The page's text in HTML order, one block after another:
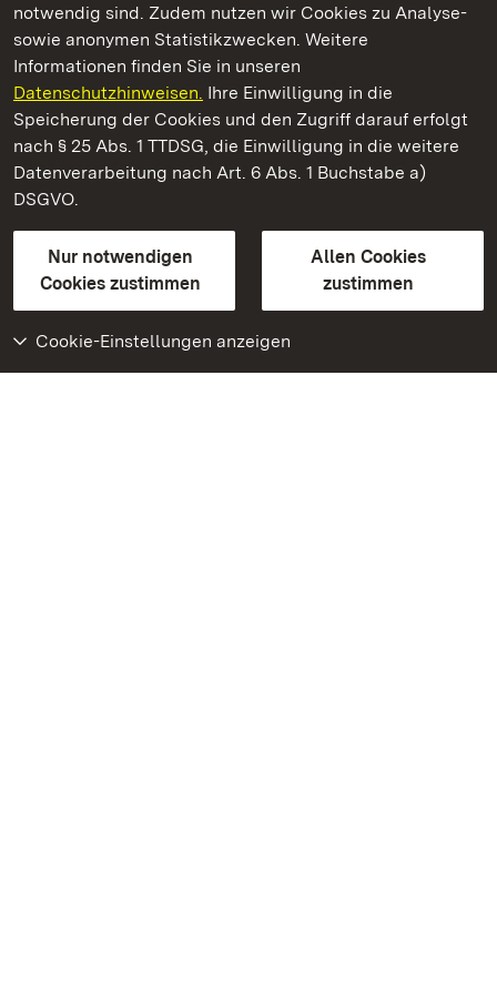
notwendig sind. Zudem nutzen wir Cookies zu Analyse-
sowie anonymen Statistikzwecken. Weitere
Informationen finden Sie in unseren
Datenschutzhinweisen. Ihre Einwilligung in die
Speicherung der Cookies und den Zugriff darauf erfolgt
nach § 25 Abs. 1 TTDSG, die Einwilligung in die weitere
Datenverarbeitung nach Art. 6 Abs. 1 Buchstabe a)
DSGVO.
Nur notwendigen
Cookies zustimmen
Allen Cookies
zustimmen
Cookie-Einstellungen anzeigen
Staatliche Schlösser und Gärten Baden‑Württemberg
Staatliche Schlösser und Gärten Baden-Württemberg
Kontakt
GebärdenspracheLeichte Sprache
Erklärung zur Barrierefreiheit
BITV-konform (geprüfte Seiten)
Weiteres